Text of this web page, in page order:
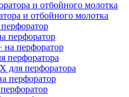
и отбойного молотка
перфоратор
перфоратор
перфоратора
для перфоратора
перфоратор